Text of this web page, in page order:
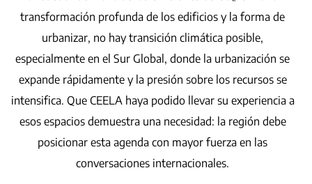
transformación profunda de los edificios y la forma de
urbanizar, no hay transición climática posible,
especialmente en el Sur Global, donde la urbanización se
expande rápidamente y la presión sobre los recursos se
intensifica. Que CEELA haya podido llevar su experiencia a
esos espacios demuestra una necesidad: la región debe
posicionar esta agenda con mayor fuerza en las
conversaciones internacionales.